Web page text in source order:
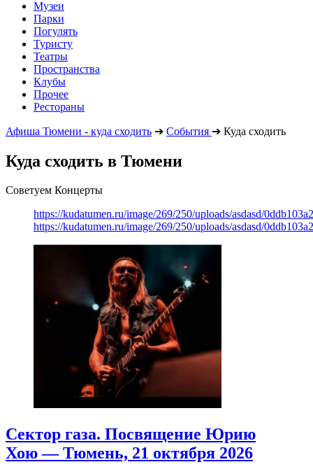
Музеи
Парки
Погулять
Туристу
Театры
Пространства
Клубы
Прочее
Рестораны
Афиша Тюмени - куда сходить ➔ События ➔ Куда сходить
Куда сходить в Тюмени
Советуем Концерты
https://kudatumen.ru/image/269/250/uploads/asdasd/
https://kudatumen.ru/image/269/250/uploads/asdasd/
Сектор газа. Посвящение Юрию
Хою — Тюмень, 21 октября 2026